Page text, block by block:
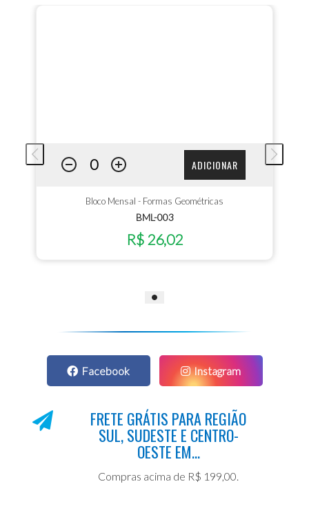
ADICIONAR
Bloco Mensal - Formas Geométricas
BML-003
R$ 26,02
Facebook Instagram
FRETE GRÁTIS PARA REGIÃO
SUL, SUDESTE E CENTRO-
OESTE EM...
Compras acima de R$ 199,00.